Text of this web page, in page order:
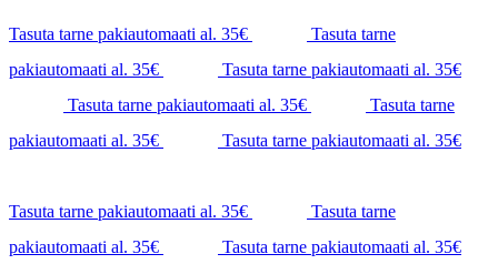
Tasuta tarne pakiautomaati al. 35€
Tasuta tarne
pakiautomaati al. 35€
Tasuta tarne pakiautomaati al. 35€
Tasuta tarne pakiautomaati al. 35€
Tasuta tarne
pakiautomaati al. 35€
Tasuta tarne pakiautomaati al. 35€
Tasuta tarne pakiautomaati al. 35€
Tasuta tarne
pakiautomaati al. 35€
Tasuta tarne pakiautomaati al. 35€